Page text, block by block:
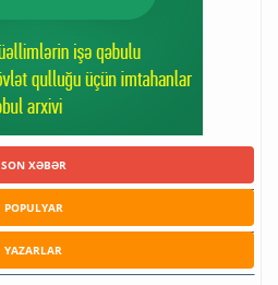
SON XƏBƏR
POPULYAR
YAZARLAR